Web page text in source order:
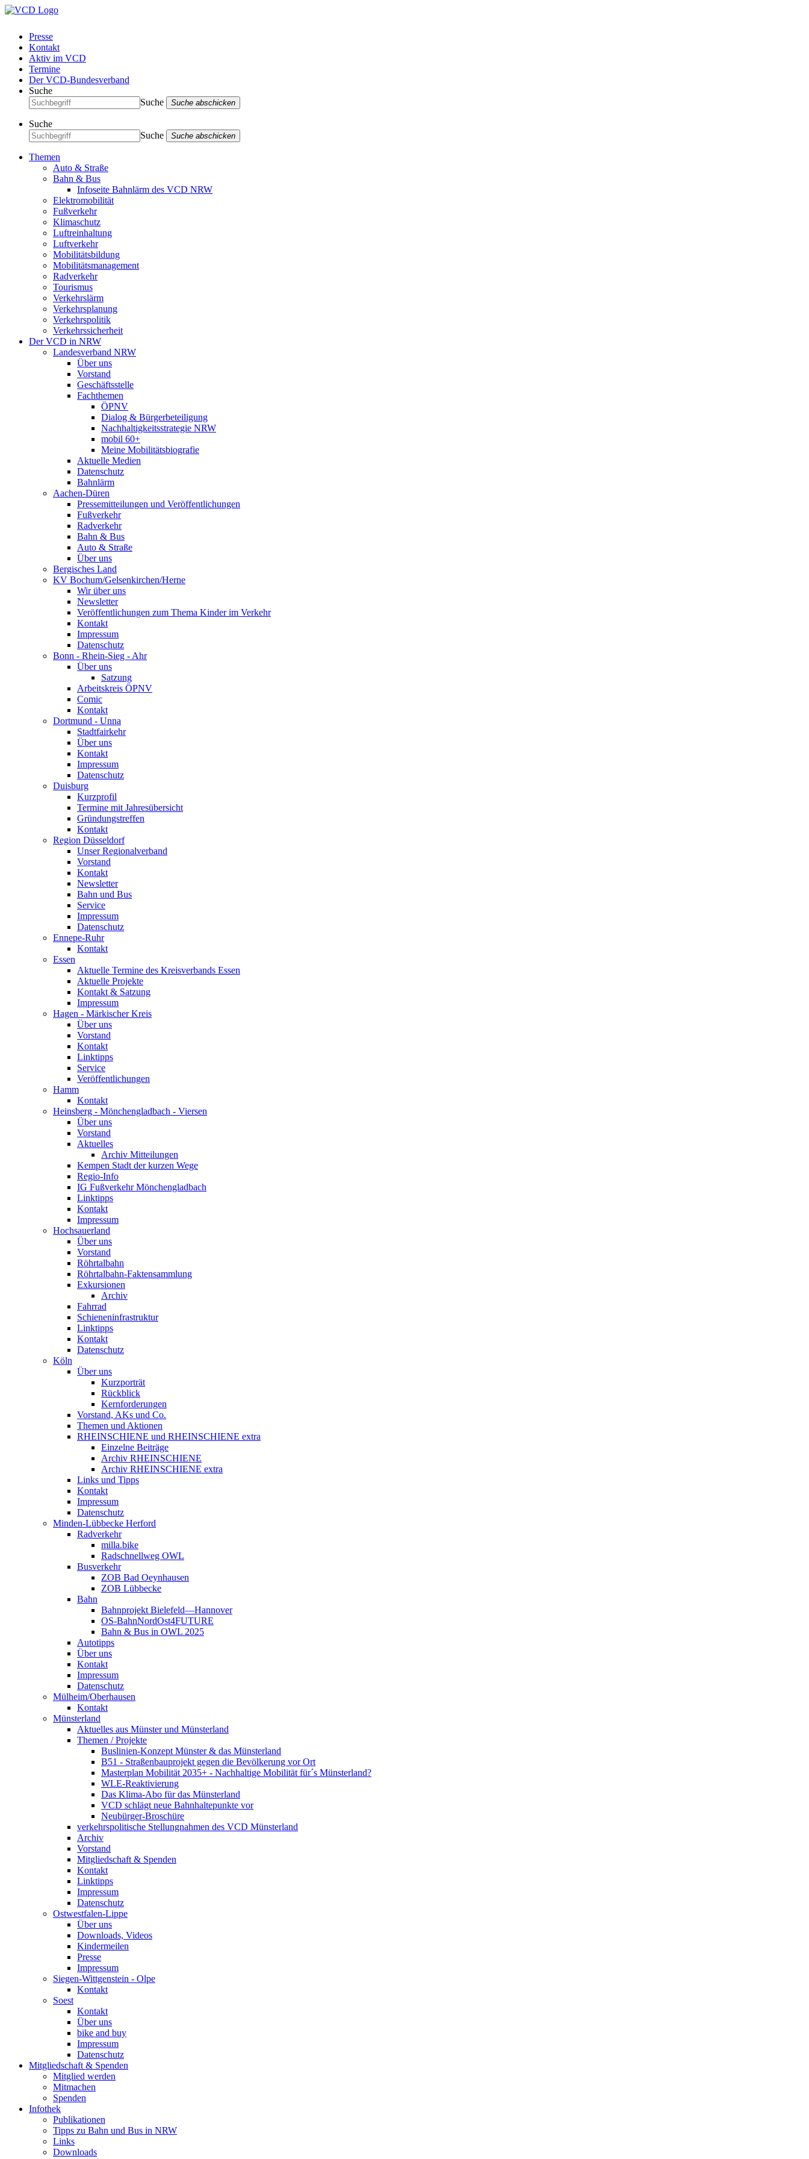
Presse
Kontakt
Aktiv im VCD
Termine
Der VCD-Bundesverband
Suche
Suche
Suche abschicken
Suche
Suche
Suche abschicken
Themen
Auto & Straße
Bahn & Bus
Infoseite Bahnlärm des VCD NRW
Elektromobilität
Fußverkehr
Klimaschutz
Luftreinhaltung
Luftverkehr
Mobilitätsbildung
Mobilitätsmanagement
Radverkehr
Tourismus
Verkehrslärm
Verkehrsplanung
Verkehrspolitik
Verkehrssicherheit
Der VCD in NRW
Landesverband NRW
Über uns
Vorstand
Geschäftsstelle
Fachthemen
ÖPNV
Dialog & Bürgerbeteiligung
Nachhaltigkeitsstrategie NRW
mobil 60+
Meine Mobilitätsbiografie
Aktuelle Medien
Datenschutz
Bahnlärm
Aachen-Düren
Pressemitteilungen und Veröffentlichungen
Fußverkehr
Radverkehr
Bahn & Bus
Auto & Straße
Über uns
Bergisches Land
KV Bochum/Gelsenkirchen/Herne
Wir über uns
Newsletter
Veröffentlichungen zum Thema Kinder im Verkehr
Kontakt
Impressum
Datenschutz
Bonn - Rhein-Sieg - Ahr
Über uns
Satzung
Arbeitskreis ÖPNV
Comic
Kontakt
Dortmund - Unna
Stadtfairkehr
Über uns
Kontakt
Impressum
Datenschutz
Duisburg
Kurzprofil
Termine mit Jahresübersicht
Gründungstreffen
Kontakt
Region Düsseldorf
Unser Regionalverband
Vorstand
Kontakt
Newsletter
Bahn und Bus
Service
Impressum
Datenschutz
Ennepe-Ruhr
Kontakt
Essen
Aktuelle Termine des Kreisverbands Essen
Aktuelle Projekte
Kontakt & Satzung
Impressum
Hagen - Märkischer Kreis
Über uns
Vorstand
Kontakt
Linktipps
Service
Veröffentlichungen
Hamm
Kontakt
Heinsberg - Mönchengladbach - Viersen
Über uns
Vorstand
Aktuelles
Archiv Mitteilungen
Kempen Stadt der kurzen Wege
Regio-Info
IG Fußverkehr Mönchengladbach
Linktipps
Kontakt
Impressum
Hochsauerland
Über uns
Vorstand
Röhrtalbahn
Röhrtalbahn-Faktensammlung
Exkursionen
Archiv
Fahrrad
Schieneninfrastruktur
Linktipps
Kontakt
Datenschutz
Köln
Über uns
Kurzporträt
Rückblick
Kernforderungen
Vorstand, AKs und Co.
Themen und Aktionen
RHEINSCHIENE und RHEINSCHIENE extra
Einzelne Beiträge
Archiv RHEINSCHIENE
Archiv RHEINSCHIENE extra
Links und Tipps
Kontakt
Impressum
Datenschutz
Minden-Lübbecke Herford
Radverkehr
milla.bike
Radschnellweg OWL
Busverkehr
ZOB Bad Oeynhausen
ZOB Lübbecke
Bahn
Bahnprojekt Bielefeld—Hannover
OS-BahnNordOst4FUTURE
Bahn & Bus in OWL 2025
Autotipps
Über uns
Kontakt
Impressum
Datenschutz
Mülheim/Oberhausen
Kontakt
Münsterland
Aktuelles aus Münster und Münsterland
Themen / Projekte
Buslinien-Konzept Münster & das Münsterland
B51 - Straßenbauprojekt gegen die Bevölkerung vor Ort
Masterplan Mobilität 2035+ - Nachhaltige Mobilität für´s Münsterland?
WLE-Reaktivierung
Das Klima-Abo für das Münsterland
VCD schlägt neue Bahnhaltepunkte vor
Neubürger-Broschüre
verkehrspolitische Stellungnahmen des VCD Münsterland
Archiv
Vorstand
Mitgliedschaft & Spenden
Kontakt
Linktipps
Impressum
Datenschutz
Ostwestfalen-Lippe
Über uns
Downloads, Videos
Kindermeilen
Presse
Impressum
Siegen-Wittgenstein - Olpe
Kontakt
Soest
Kontakt
Über uns
bike and buy
Impressum
Datenschutz
Mitgliedschaft & Spenden
Mitglied werden
Mitmachen
Spenden
Infothek
Publikationen
Tipps zu Bahn und Bus in NRW
Links
Downloads